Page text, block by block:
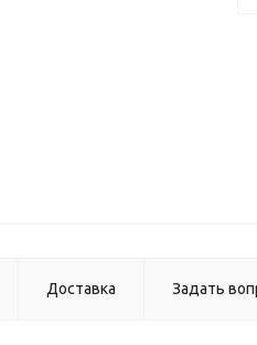
Доставка Задать